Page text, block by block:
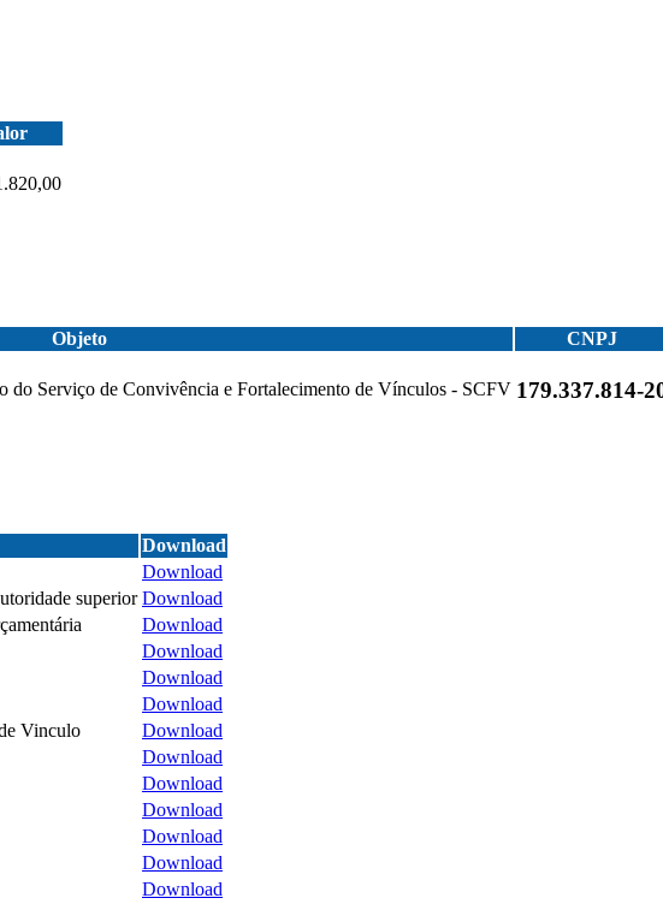
Objeto CNPJ
do Serviço de Convivência e Fortalecimento de Vínculos - SCFV 179.337.814-
Download
Download
superior Download
Download
Download
Download
Download
Vinculo
Download
Download
Download
Download
Download
Download
Download